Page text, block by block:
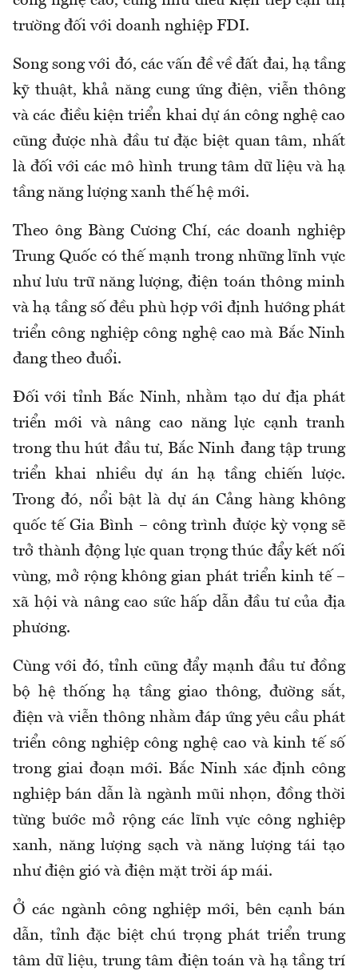
trường đối với doanh nghiệp FDI.
Song song với đó, các vấn đề về đất đai, hạ tầng
kỹ thuật, khả năng cung ứng điện, viễn thông
và các điều kiện triển khai dự án công nghệ cao
cũng được nhà đầu tư đặc biệt quan tâm, nhất
là đối với các mô hình trung tâm dữ liệu và hạ
tầng năng lượng xanh thế hệ mới.
Theo ông Bàng Cương Chí, các doanh nghiệp
Trung Quốc có thế mạnh trong những lĩnh vực
như lưu trữ năng lượng, điện toán thông minh
và hạ tầng số đều phù hợp với định hướng phát
triển công nghiệp công nghệ cao mà Bắc Ninh
đang theo đuổi.
Đối với tỉnh Bắc Ninh, nhằm tạo dư địa phát
triển mới và nâng cao năng lực cạnh tranh
trong thu hút đầu tư, Bắc Ninh đang tập trung
triển khai nhiều dự án hạ tầng chiến lược.
Trong đó, nổi bật là dự án Cảng hàng không
quốc tế Gia Bình – công trình được kỳ vọng sẽ
trở thành động lực quan trọng thúc đẩy kết nối
vùng, mở rộng không gian phát triển kinh tế –
xã hội và nâng cao sức hấp dẫn đầu tư của địa
phương.
Cùng với đó, tỉnh cũng đẩy mạnh đầu tư đồng
bộ hệ thống hạ tầng giao thông, đường sắt,
điện và viễn thông nhằm đáp ứng yêu cầu phát
triển công nghiệp công nghệ cao và kinh tế số
trong giai đoạn mới. Bắc Ninh xác định công
nghiệp bán dẫn là ngành mũi nhọn, đồng thời
từng bước mở rộng các lĩnh vực công nghiệp
xanh, năng lượng sạch và năng lượng tái tạo
như điện gió và điện mặt trời áp mái.
Ở các ngành công nghiệp mới, bên cạnh bán
dẫn, tỉnh đặc biệt chú trọng phát triển trung
tâm dữ liệu, trung tâm điện toán và hạ tầng trí